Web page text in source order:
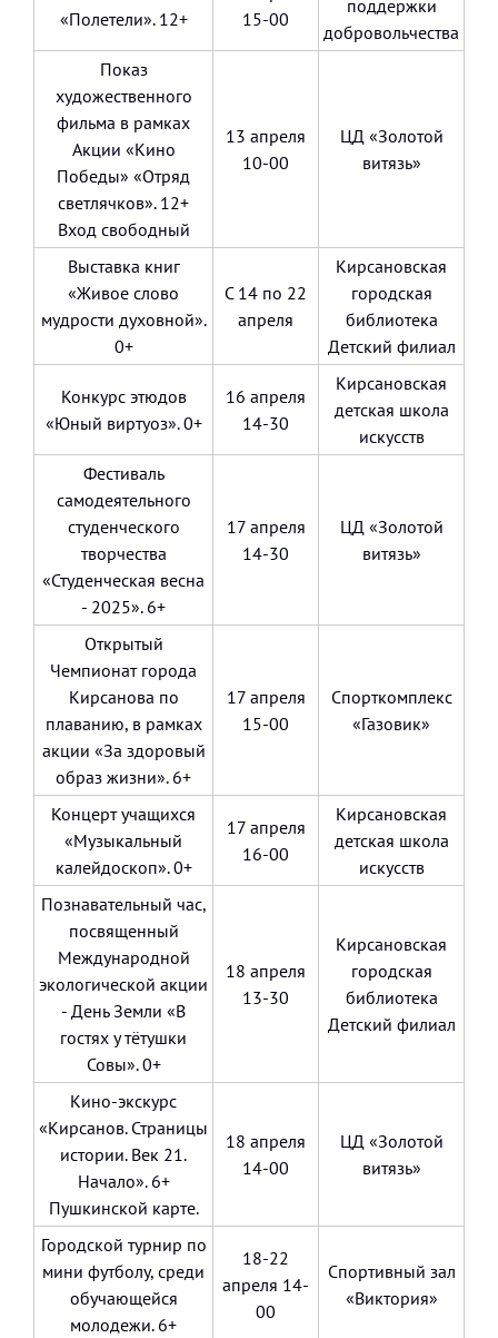
«Полетели». 12+
15-00
поддержки
добровольчества
Показ
художественного
фильма в рамках
Акции «Кино
Победы» «Отряд
светлячков». 12+
Вход свободный
13 апреля
10-00
ЦД «Золотой
витязь»
Выставка книг
«Живое слово
мудрости духовной».
0+
С 14 по 22
апреля
Кирсановская
городская
библиотека
Детский филиал
Конкурс этюдов
«Юный виртуоз». 0+
16 апреля
14-30
Кирсановская
детская школа
искусств
Фестиваль
самодеятельного
студенческого
творчества
«Студенческая весна
- 2025». 6+
17 апреля
14-30
ЦД «Золотой
витязь»
Открытый
Чемпионат города
Кирсанова по
плаванию, в рамках
акции «За здоровый
образ жизни». 6+
17 апреля
15-00
Спорткомплекс
«Газовик»
Концерт учащихся
«Музыкальный
калейдоскоп». 0+
17 апреля
16-00
Кирсановская
детская школа
искусств
Познавательный час,
посвященный
Международной
экологической акции
- День Земли «В
гостях у тётушки
Совы». 0+
18 апреля
13-30
Кирсановская
городская
библиотека
Детский филиал
Кино-экскурс
«Кирсанов. Страницы
истории. Век 21.
Начало». 6+
Пушкинской карте.
18 апреля
14-00
ЦД «Золотой
витязь»
Городской турнир по
мини футболу, среди
обучающейся
молодежи. 6+
18-22
апреля 14-
00
Спортивный зал
«Виктория»